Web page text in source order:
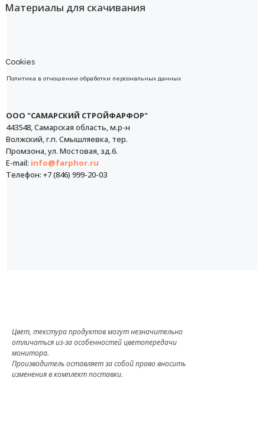
Политика в отношении обработки персональных данных
Материалы для скачивания
ООО "САМАРСКИЙ СТРОЙФАРФОР"
443548, Самарская область, м.р-н
Волжский, г.п. Смышляевка, тер.
Промзона, ул. Мостовая, зд.6.
E-mail: info@farphor.ru
Телефон: +7 (846) 999-20-03
Cookies
Цвет, текстура продуктов могут незначительно
отличаться из-за особенностей цветопередачи
монитора.
Производитель оставляет за собой право вносить
изменения в комплект поставки.